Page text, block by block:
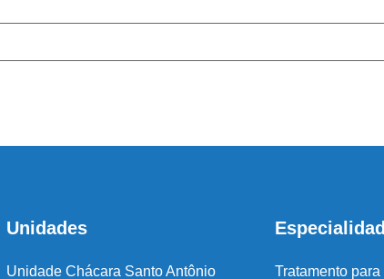
Unidades
Unidade Chácara Santo Antônio Tratamento